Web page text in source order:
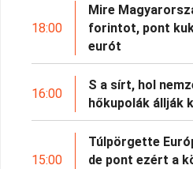
18:00
Mire
forintot, pont
eurót
16:00
S a sírt, hol
hőkupolák állják
15:00
Túlpörgette
de pont ezért a